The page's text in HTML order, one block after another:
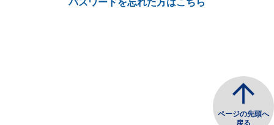
パスワードを忘れた方はこちら
ページの先頭へ
戻る